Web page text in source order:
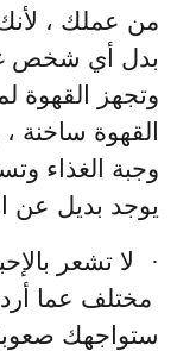
من عملك ،
بدل أي شخص
وتجهز القهوة
القهوة ساخنة
وجبة الغذاء
يوجد بديل عن
·
لا تشعر
مختلف عما
ستواجهك